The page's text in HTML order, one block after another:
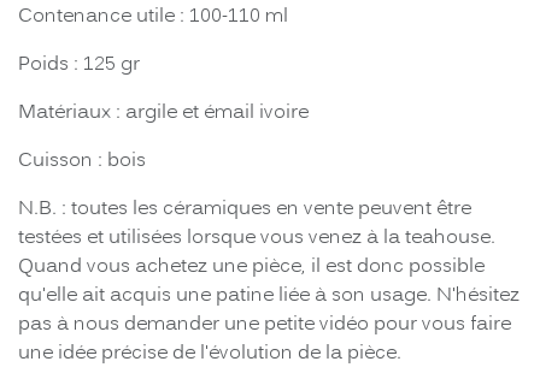
Contenance utile : 100-110 ml
Poids : 125 gr
Matériaux : argile et émail ivoire
Cuisson : bois
N.B. : toutes les céramiques en vente peuvent être
testées et utilisées lorsque vous venez à la teahouse.
Quand vous achetez une pièce, il est donc possible
qu'elle ait acquis une patine liée à son usage. N'hésitez
pas à nous demander une petite vidéo pour vous faire
une idée précise de l'évolution de la pièce.